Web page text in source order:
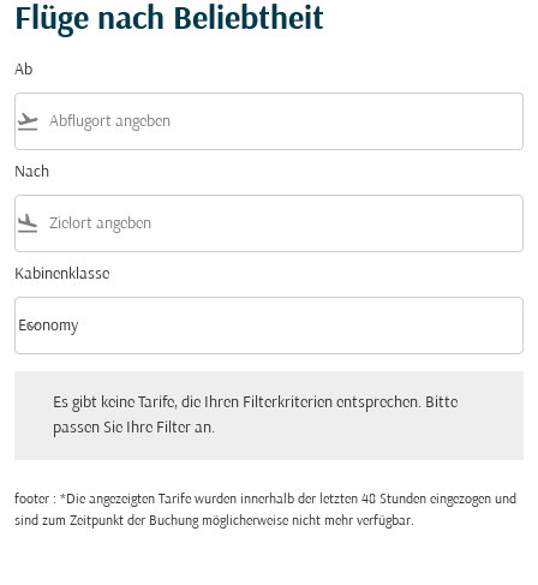
Flüge nach Beliebtheit
Ab
flight_takeoff
Nach
flight_land
Kabinenklasse
Kabinenklasse option Economy Selected
Economy
keyboard_arrow_down
Es gibt keine Tarife, die Ihren Filterkriterien entsprechen. Bitte
passen Sie Ihre Filter an.
footer : *Die angezeigten Tarife wurden innerhalb der letzten 48 Stunden eingezogen und
sind zum Zeitpunkt der Buchung möglicherweise nicht mehr verfügbar.